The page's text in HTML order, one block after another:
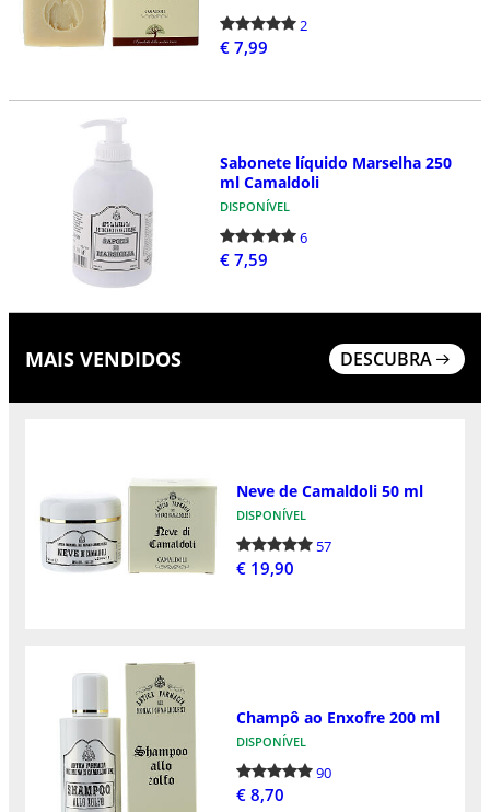
2
€ 7,99
Sabonete líquido Marselha 250
ml Camaldoli
DISPONÍVEL
6
€ 7,59
MAIS VENDIDOS DESCUBRA
Neve de Camaldoli 50 ml
DISPONÍVEL
57
€ 19,90
Champô ao Enxofre 200 ml
DISPONÍVEL
90
€ 8,70